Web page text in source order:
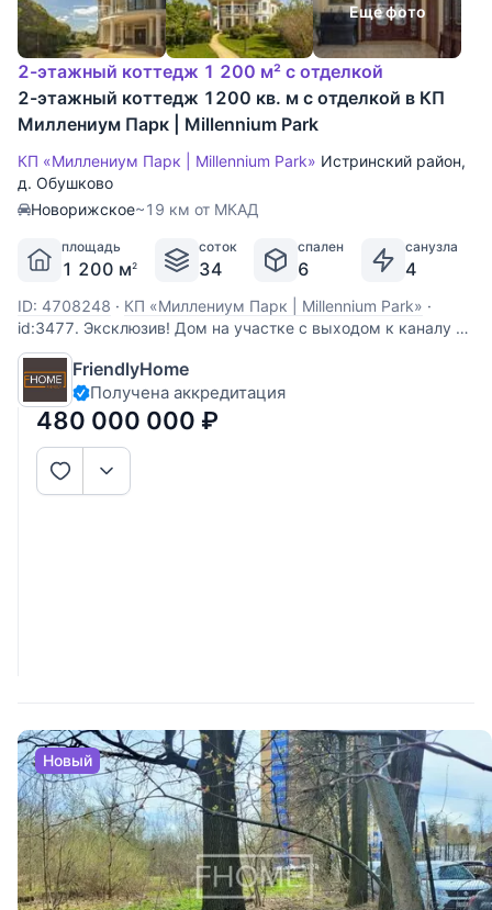
Еще фото
2-этажный коттедж 1 200 м² с отделкой
2-этажный коттедж 1200 кв. м с отделкой в КП
Миллениум Парк | Millennium Park
КП «Миллениум Парк | Millennium Park» Истринский район,
д. Обушково
Новорижское~19 км от МКАД
площадь
1 200 м2
соток
34
спален
6
санузла
4
ID: 4708248 · КП «Миллениум Парк | Millennium Park» ·
id:3477. Эксклюзив! Дом на участке с выходом к каналу и
парку! Предлагается домовладение, состоящее из
основного жилого дома, площадью 750 кв.м и гостевого
дома со SPA комплексом, площадью 450 кв.м. Приватный
участок, площадью 34 сотки, расположен
FriendlyHome
Получена аккредитация
480 000 000 ₽
Новый